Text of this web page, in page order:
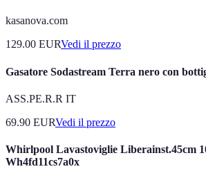
kasanova.com
129.00 EURVedi il prezzo
Gasatore Sodastream Terra nero con
ASS.PE.R.R IT
69.90 EURVedi il prezzo
Whirlpool Lavastoviglie Liberainst.45cm
Wh4fd11cs7a0x